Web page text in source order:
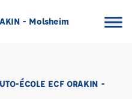
- Molsheim
ÉCOLE ECF ORAKIN -